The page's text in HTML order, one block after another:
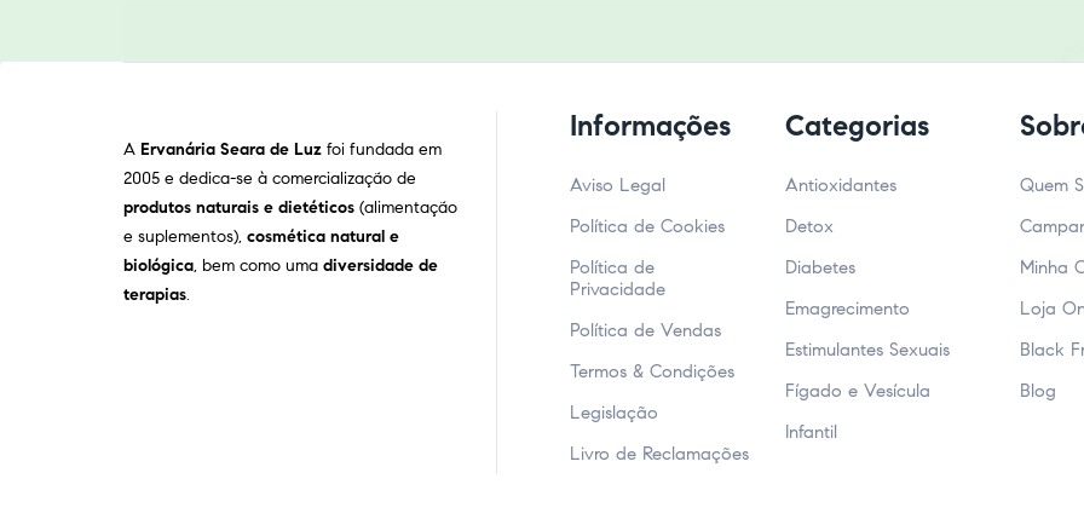
A Ervanária Seara de Luz foi fundada em
2005 e dedica-se à comercialização de
produtos naturais e dietéticos (alimentação
e suplementos), cosmética natural e
biológica, bem como uma diversidade de
terapias.
Informações
Aviso Legal
Política de Cookies
Política de
Privacidade
Política de Vendas
Termos & Condições
Legislação
Livro de Reclamações
Categorias
Antioxidantes
Detox
Diabetes
Emagrecimento
Estimulantes Sexuais
Fígado e Vesícula
Infantil
Quem
Minha
Loja
Black
Blog